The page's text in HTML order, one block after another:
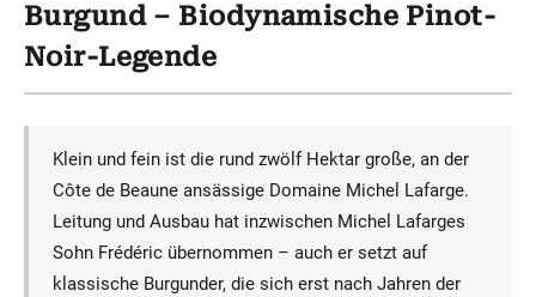
Burgund – Biodynamische Pinot-
Noir-Legende
Klein und fein ist die rund zwölf Hektar große, an der
Côte de Beaune ansässige Domaine Michel Lafarge.
Leitung und Ausbau hat inzwischen Michel Lafarges
Sohn Frédéric übernommen – auch er setzt auf
klassische Burgunder, die sich erst nach Jahren der